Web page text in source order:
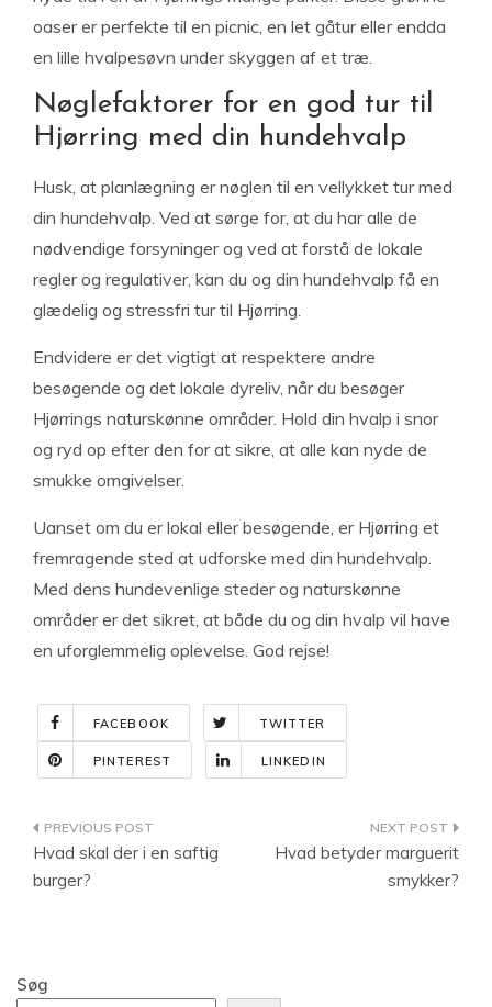
oaser er perfekte til en picnic, en let gåtur eller endda
en lille hvalpesøvn under skyggen af et træ.
Nøglefaktorer for en god tur til
Hjørring med din hundehvalp
Husk, at planlægning er nøglen til en vellykket tur med
din hundehvalp. Ved at sørge for, at du har alle de
nødvendige forsyninger og ved at forstå de lokale
regler og regulativer, kan du og din hundehvalp få en
glædelig og stressfri tur til Hjørring.
Endvidere er det vigtigt at respektere andre
besøgende og det lokale dyreliv, når du besøger
Hjørrings naturskønne områder. Hold din hvalp i snor
og ryd op efter den for at sikre, at alle kan nyde de
smukke omgivelser.
Uanset om du er lokal eller besøgende, er Hjørring et
fremragende sted at udforske med din hundehvalp.
Med dens hundevenlige steder og naturskønne
områder er det sikret, at både du og din hvalp vil have
en uforglemmelig oplevelse. God rejse!
FACEBOOK TWITTER
PINTEREST LINKEDIN
Indlægsnavigation
Hvad skal der i en saftig
burger?
Hvad betyder marguerit
smykker?
Søg